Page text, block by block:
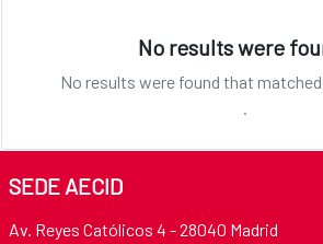
No results were
No results were found that
.
SEDE AECID
Av. Reyes Católicos 4 - 28040 Madrid